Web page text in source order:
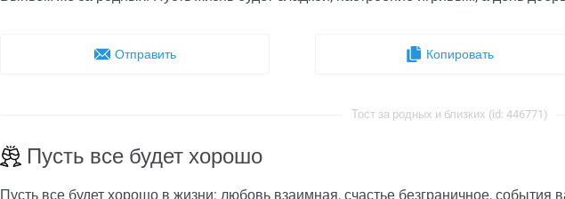
Отправить Копировать
Тост за родных и близких (id: 446771)
Пусть все будет хорошо
Пусть все будет хорошо в жизни: любовь взаимная, счастье безграничное,